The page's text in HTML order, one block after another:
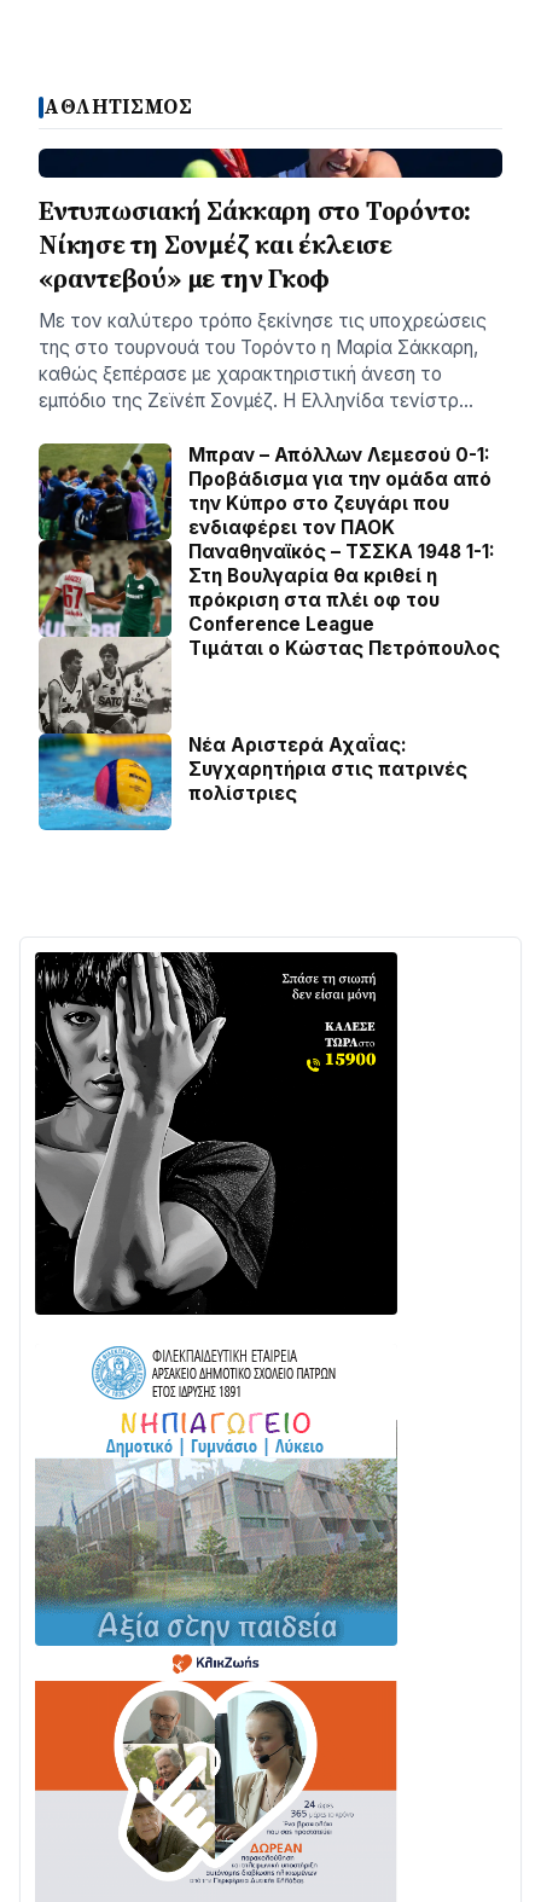
ΑΘΛΗΤΙΣΜΟΣ
Εντυπωσιακή Σάκκαρη στο Τορόντο:
Νίκησε τη Σονμέζ και έκλεισε
«ραντεβού» με την Γκοφ
Με τον καλύτερο τρόπο ξεκίνησε τις υποχρεώσεις
της στο τουρνουά του Τορόντο η Μαρία Σάκκαρη,
καθώς ξεπέρασε με χαρακτηριστική άνεση το
εμπόδιο της Ζεϊνέπ Σονμέζ. Η Ελληνίδα τενίστρ…
Μπραν – Απόλλων Λεμεσού 0-1:
Προβάδισμα για την ομάδα από
την Κύπρο στο ζευγάρι που
ενδιαφέρει τον ΠΑΟΚ
Παναθηναϊκός – ΤΣΣΚΑ 1948 1-1:
Στη Βουλγαρία θα κριθεί η
πρόκριση στα πλέι οφ του
Conference League
Τιμάται ο Κώστας Πετρόπουλος
Νέα Αριστερά Αχαΐας:
Συγχαρητήρια στις πατρινές
πολίστριες